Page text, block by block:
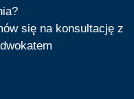
się na konsultację z